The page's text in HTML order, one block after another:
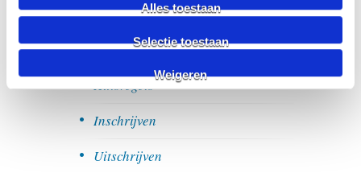
Alles toestaan
Selectie toestaan
Weigeren
Avond-, nacht- en weekenddiensten
Privacyreglement
Huisregels
Inschrijven
Uitschrijven